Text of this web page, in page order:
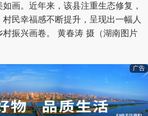
画。近年来，该县注重生态修复，
民幸福感不断提升，呈现出一幅人
振兴画卷。 黄春涛 摄（湖南图片
广告